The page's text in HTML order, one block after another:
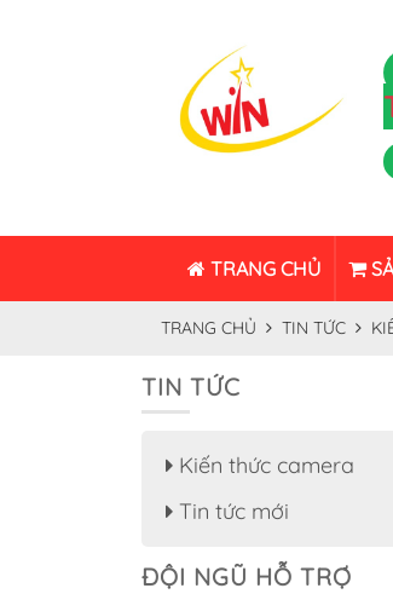
TRANG CHỦ
TRANG CHỦ TIN TỨC
TIN TỨC
Kiến thức camera
Tin tức mới
ĐỘI NGŨ HỖ TRỢ